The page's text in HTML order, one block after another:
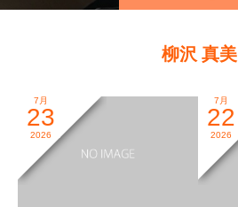
柳沢 真美
7月
23
2026
7月
22
2026